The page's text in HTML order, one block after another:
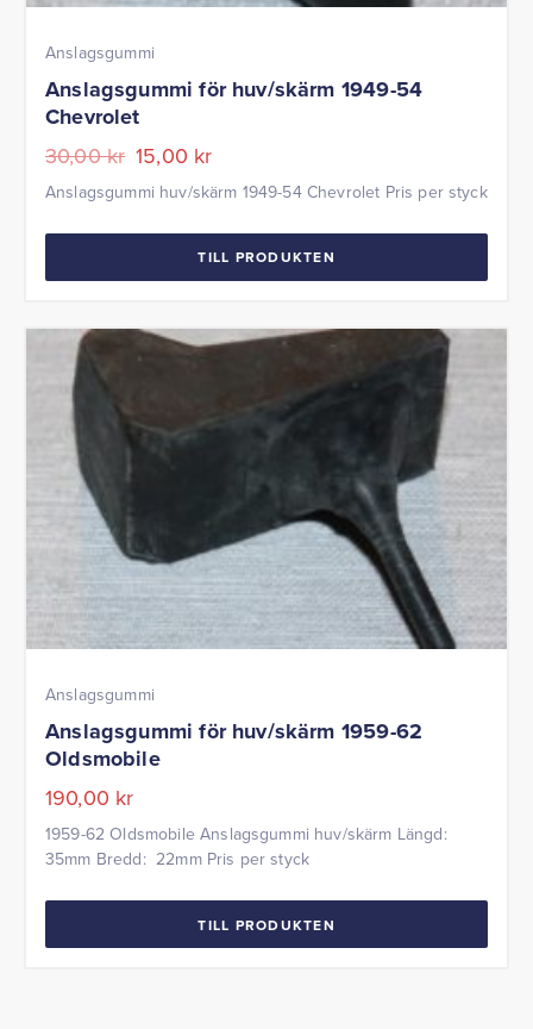
Anslagsgummi
Anslagsgummi för huv/skärm 1949-54
Chevrolet
30,00kr Det
ursprungliga
var:
30,00 kr.
15,00 krDet
nuvarande
är:
15,00 kr.
Anslagsgummi huv/skärm 1949-54 Chevrolet Pris per styck
TILL PRODUKTEN
Anslagsgummi
Anslagsgummi för huv/skärm 1959-62
Oldsmobile
190,00 kr
1959-62 Oldsmobile Anslagsgummi huv/skärm Längd:
35mm Bredd: 22mm Pris per styck
TILL PRODUKTEN